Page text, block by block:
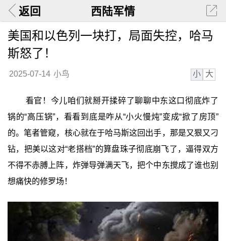
返回 西陆军情
美国和以色列一块打，局面失控，哈马
斯怒了！
2025-07-14 小鸟 小 大
看官！今儿咱们就掰开揉碎了聊聊中东这口彻底炸了
锅的“高压锅”，看看到底是咋从“小火慢炖”变成“掀了房顶”
的。笔者管窥，核心就在于哈马斯这回出手，那是又狠又刁
钻，把美以这对“老搭档”的算盘珠子彻底崩飞了，逼得双方
不得不赤膊上阵，炸弹导弹满天飞，把个中东搅成了谁也别
想痛快的修罗场！